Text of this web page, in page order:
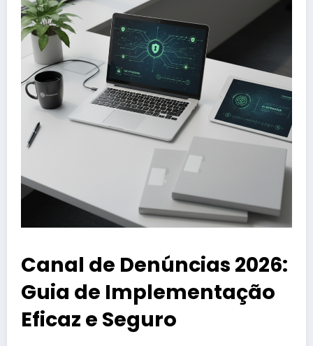
Canal de Denúncias 2026:
Guia de Implementação
Eficaz e Seguro